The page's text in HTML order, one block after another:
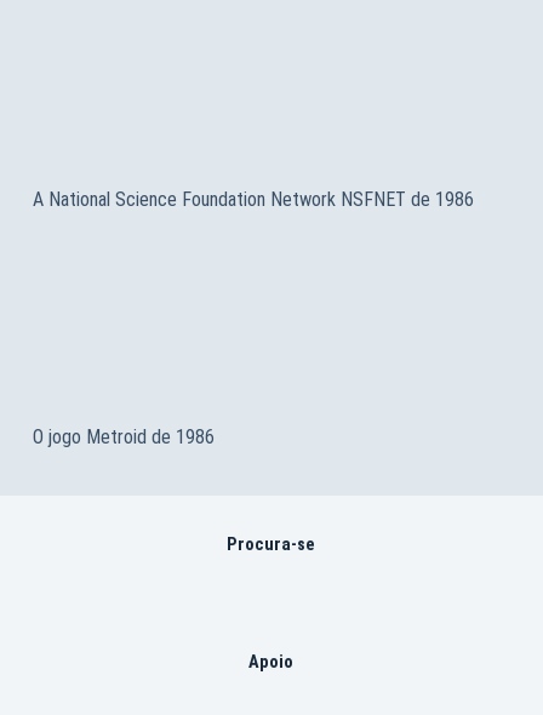
A National Science Foundation Network NSFNET de 1986
O jogo Metroid de 1986
Procura-se
Apoio